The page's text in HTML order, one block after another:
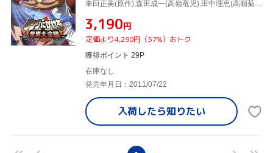
車田正美(原作),森田成一(高嶺竜児),田中理恵(高嶺菊),荒木伸吾(キャラクターデザイン),姫野美智(キャラクターデザイン),市川慶一(キャラクターデザイン),上田益(音楽)
¥3,190円
定価より4,290円（57%）おトク
獲得ポイント 29P
在庫なし
発売年月日：2011/07/22
入荷したら知りたい